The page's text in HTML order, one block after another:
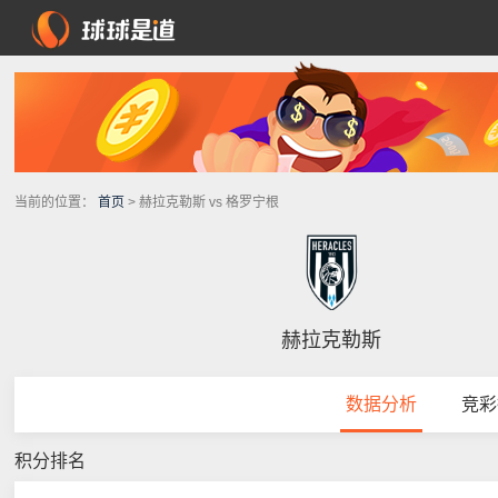
当前的位置： 首页 > 赫拉克勒斯 vs 格罗宁根
赫拉克勒斯
数据分析 竞
积分排名